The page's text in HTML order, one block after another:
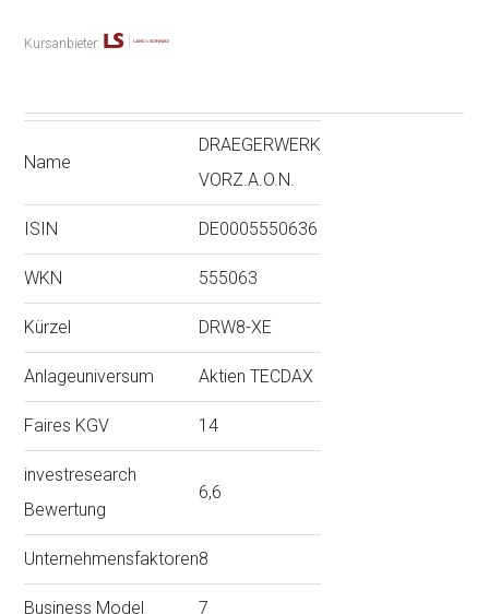
Kursanbieter:
Name
DRAEGERWERK
VORZ.A.O.N.
ISIN DE0005550636
WKN 555063
Kürzel DRW8-XE
Anlageuniversum Aktien TECDAX
Faires KGV 14
investresearch
Bewertung
6,6
Unternehmensfaktoren8
Business Model 7